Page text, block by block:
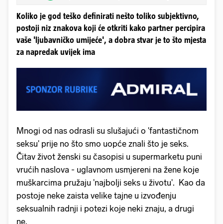
Koliko je god teško definirati nešto toliko subjektivno,
postoji niz znakova koji će otkriti kako partner percipira
vaše 'ljubavničko umijeće', a dobra stvar je to što mjesta
za napredak uvijek ima
Mnogi od nas odrasli su slušajući o 'fantastičnom
seksu' prije no što smo uopće znali što je seks.
Čitav život ženski su časopisi u supermarketu puni
vrućih naslova - uglavnom usmjereni na žene koje
muškarcima pružaju 'najbolji seks u životu'. Kao da
postoje neke zaista velike tajne u izvođenju
seksualnih radnji i potezi koje neki znaju, a drugi
ne.